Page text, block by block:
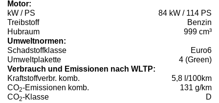
Motor:
kW / PS
84 kW / 114 PS
Treibstoff
Benzin
Hubraum
999 cm³
Umweltnormen:
Schadstoffklasse
Euro6
Umweltplakette
4 (Green)
Verbrauch und Emissionen nach WLTP:
Kraftstoffverbr. komb.
5,8 l/100km
CO2-Emissionen komb.
131 g/km
CO2-Klasse D